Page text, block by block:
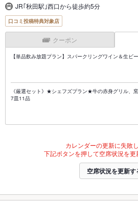
JR｢秋田駅｣西口から徒歩約5分
口コミ投稿特典対象店
クーポン
【単品飲み放題プラン】スパークリングワイン＆生ビ
《厳選セット》★シェフズプラン★牛の赤身グリル、
7皿11品
カレンダーの更新に失敗し
下記ボタンを押して空席状況を更
空席状況を更新す